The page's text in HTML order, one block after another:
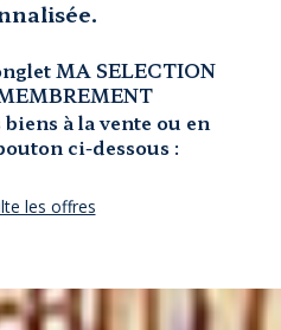
MA SELECTION
à la vente ou en
ci-dessous :
les offres